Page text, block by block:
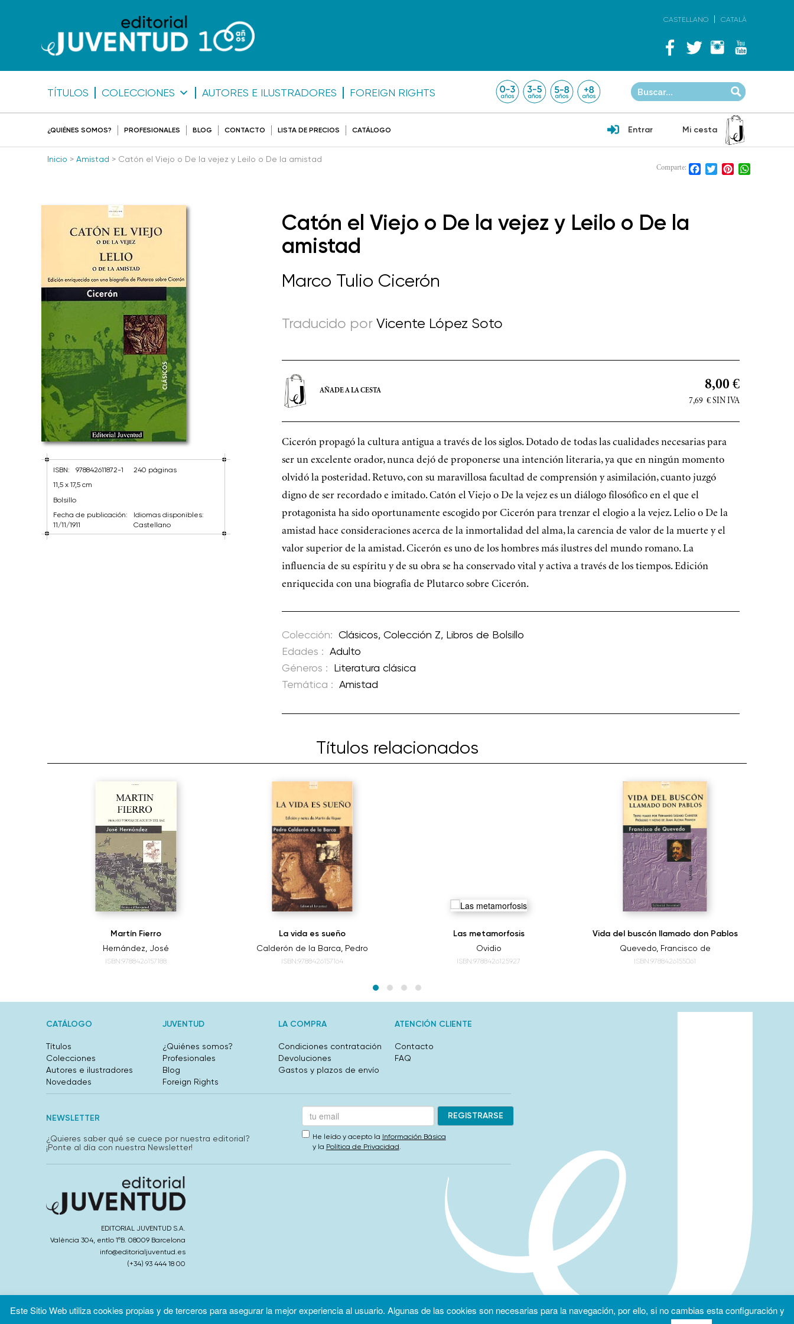
CASTELLANO CATALÀ
TÍTULOS COLECCIONES AUTORES E ILUSTRADORES FOREIGN RIGHTS
¿QUIÉNES SOMOS? PROFESIONALES BLOG CONTACTO LISTA DE PRECIOS CATÁLOGO Entrar Mi cesta
Inicio > Amistad > Catón el Viejo o De la vejez y Leilo o De la amistad
Comparte: Facebook
TwitterPinterest
ISBN:
978842611872-1
11,5 x 17,5 cm
Bolsillo
Fecha de publicación:
11/11/1911
240 páginas
Idiomas disponibles:
Castellano
Catón el Viejo o De la vejez y Leilo o De la
amistad
Marco Tulio Cicerón
Traducido porVicente López Soto
8,00 €
7,69 €SIN IVA
AÑADE A LA CESTA
Cicerón propagó la cultura antigua a través de los siglos. Dotado de todas las cualidades necesarias para
ser un excelente orador, nunca dejó de proponerse una intención literaria, ya que en ningún momento
olvidó la posteridad. Retuvo, con su maravillosa facultad de comprensión y asimilación, cuanto juzgó
digno de ser recordado e imitado. Catón el Viejo o De la vejez es un diálogo filosófico en el que el
protagonista ha sido oportunamente escogido por Cicerón para trenzar el elogio a la vejez. Lelio o De la
amistad hace consideraciones acerca de la inmortalidad del alma, la carencia de valor de la muerte y el
valor superior de la amistad. Cicerón es uno de los hombres más ilustres del mundo romano. La
influencia de su espíritu y de su obra se ha conservado vital y activa a través de los tiempos. Edición
enriquecida con una biografía de Plutarco sobre Cicerón.
Colección: Clásicos,Colección Z, Libros de Bolsillo
Edades : Adulto
Géneros : Literatura clásica
Temática : Amistad
Títulos relacionados
Martín Fierro
Hernández, José
ISBN:9788426157188
La vida es sueño
Calderón de la Barca, Pedro
ISBN:9788426157164
Las metamorfosis
Ovidio
ISBN:9788426125927
Vida del buscón llamado don Pablos
Quevedo, Francisco de
ISBN:9788426155061
CATÁLOGO
Títulos
Colecciones
Autores e ilustradores
Novedades
JUVENTUD
¿Quiénes somos?
Profesionales
Blog
Foreign Rights
LA COMPRA
Condiciones contratación
Devoluciones
Gastos y plazos de envío
ATENCIÓN CLIENTE
Contacto
FAQ
NEWSLETTER
¿Quieres saber qué se cuece por nuestra editorial?
¡Ponte al día con nuestra Newsletter!
He leído y acepto la Información Básica
y la Política de Privacidad.
EDITORIAL JUVENTUD S.A.
València 304, entlo 1ºB. 08009 Barcelona
info@editorialjuventud.es
(+34) 93 444 18 00
Este Sitio Web utiliza cookies propias y de terceros para asegurar la mejor experiencia al usuario. Algunas de las cookies son necesarias para la navegación, por ello, si no cambias esta configuración y